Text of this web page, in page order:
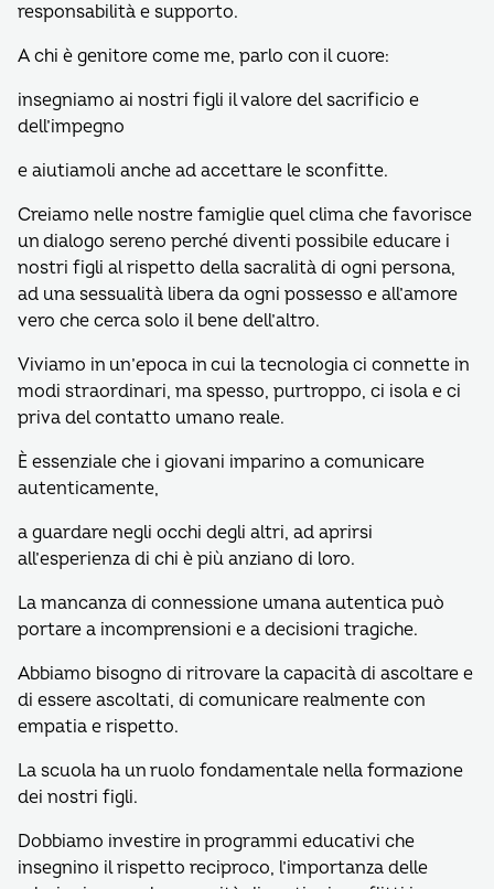
responsabilità e supporto.
A chi è genitore come me, parlo con il cuore:
insegniamo ai nostri figli il valore del sacrificio e
dell’impegno
e aiutiamoli anche ad accettare le sconfitte.
Creiamo nelle nostre famiglie quel clima che favorisce
un dialogo sereno perché diventi possibile educare i
nostri figli al rispetto della sacralità di ogni persona,
ad una sessualità libera da ogni possesso e all’amore
vero che cerca solo il bene dell’altro.
Viviamo in un’epoca in cui la tecnologia ci connette in
modi straordinari, ma spesso, purtroppo, ci isola e ci
priva del contatto umano reale.
È essenziale che i giovani imparino a comunicare
autenticamente,
a guardare negli occhi degli altri, ad aprirsi
all’esperienza di chi è più anziano di loro.
La mancanza di connessione umana autentica può
portare a incomprensioni e a decisioni tragiche.
Abbiamo bisogno di ritrovare la capacità di ascoltare e
di essere ascoltati, di comunicare realmente con
empatia e rispetto.
La scuola ha un ruolo fondamentale nella formazione
dei nostri figli.
Dobbiamo investire in programmi educativi che
insegnino il rispetto reciproco, l’importanza delle